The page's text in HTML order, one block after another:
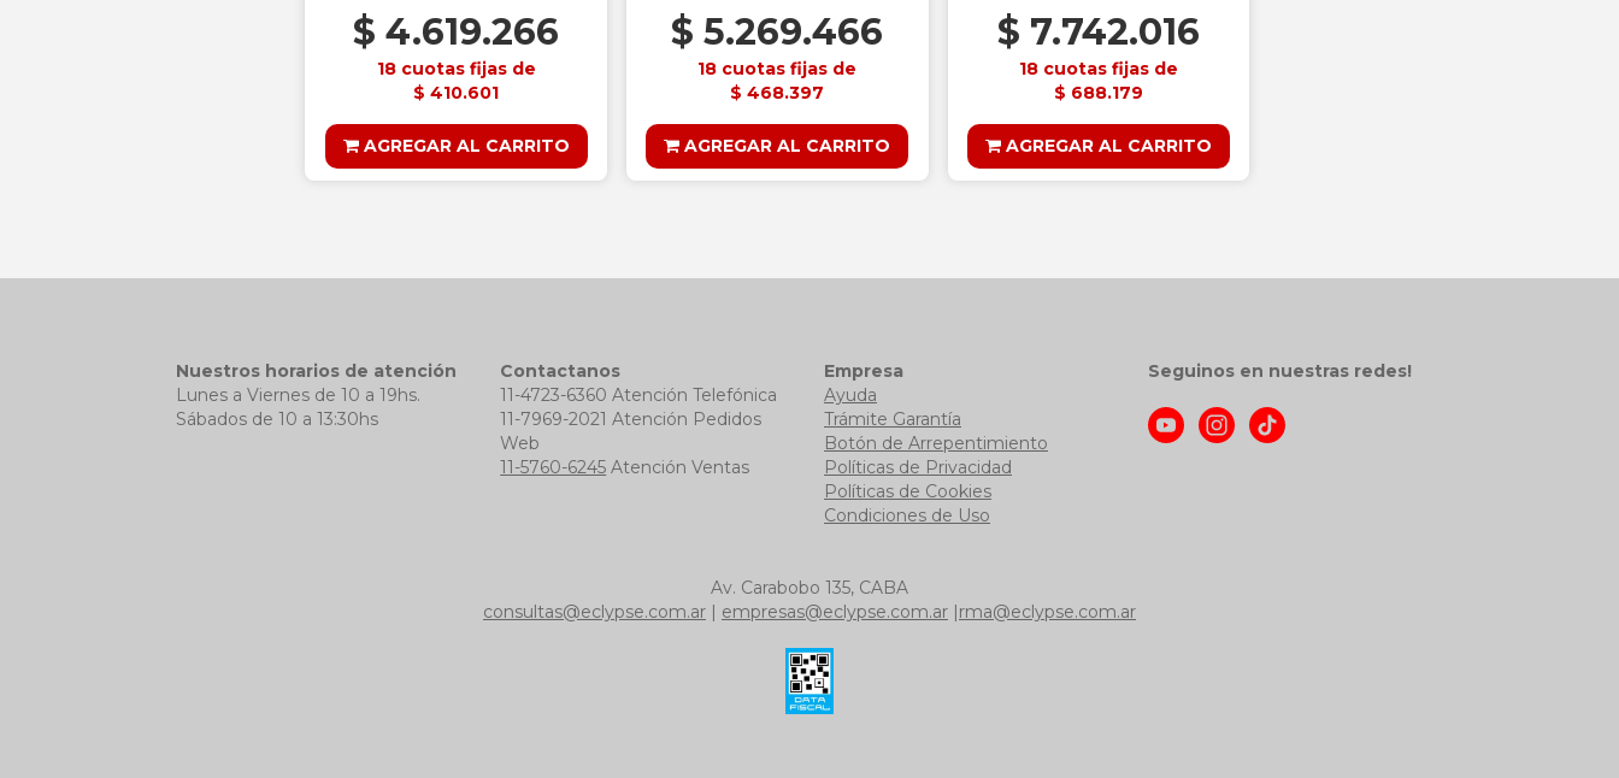
$ 4.619.266
18 cuotas fijas de
$ 410.601
AGREGAR AL CARRITO
$ 5.269.466
18 cuotas fijas de
$ 468.397
AGREGAR AL CARRITO
$ 7.742.016
18 cuotas fijas de
$ 688.179
AGREGAR AL CARRITO
Nuestros horarios de atención
Lunes a Viernes de 10 a 19hs.
Sábados de 10 a 13:30hs
Contactanos
11-4723-6360 Atención Telefónica
11-7969-2021 Atención Pedidos
Web
11-5760-6245 Atención Ventas
Empresa
Ayuda
Trámite Garantía
Botón de Arrepentimiento
Políticas de Privacidad
Políticas de Cookies
Condiciones de Uso
Seguinos en nuestras redes!
Av. Carabobo 135, CABA
consultas@eclypse.com.ar | empresas@eclypse.com.ar |rma@eclypse.com.ar